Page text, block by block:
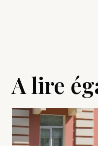
A lire